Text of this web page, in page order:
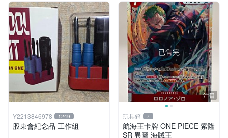
Y2213846978 1249
股東會紀念品 工作組
注目
已售完
玩具箱 7
航海王卡牌 ONE PIECE 索隆
SR 異圖 海賊王